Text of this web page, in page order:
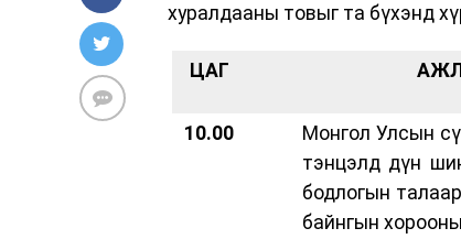
хуралдааны товыг та бүхэнд
ЦАГ
10.00
Монгол Улсын
тэнцэлд дүн
бодлогын
байнгын